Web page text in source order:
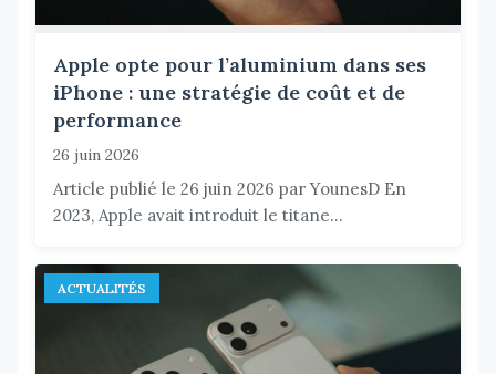
Apple opte pour l’aluminium dans ses
iPhone : une stratégie de coût et de
performance
26 juin 2026
Article publié le 26 juin 2026 par YounesD En
2023, Apple avait introduit le titane...
ACTUALITÉS